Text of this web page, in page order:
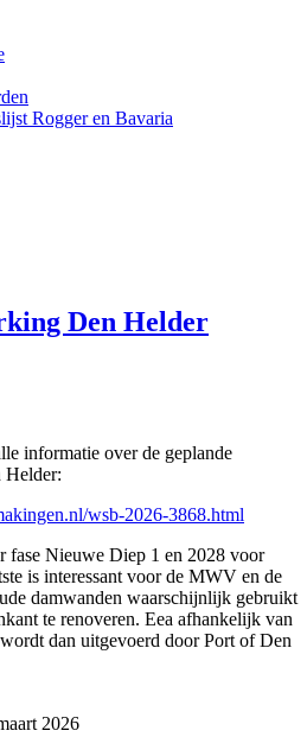
Rogger en Bavaria
Den Helder
informatie over de geplande
Helder:
wsb-2026-3868.html
fase Nieuwe Diep 1 en 2028 voor
is interessant voor de MWV en de
damwanden waarschijnlijk gebruikt
te renoveren. Eea afhankelijk van
dan uitgevoerd door Port of Den
2026